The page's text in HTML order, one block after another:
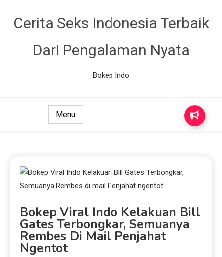
Cerita Seks Indonesia Terbaik
DarI Pengalaman Nyata
Bokep Indo
Menu
Bokep Viral Indo Kelakuan Bill
Gates Terbongkar, Semuanya
Rembes Di Mail Penjahat
Ngentot